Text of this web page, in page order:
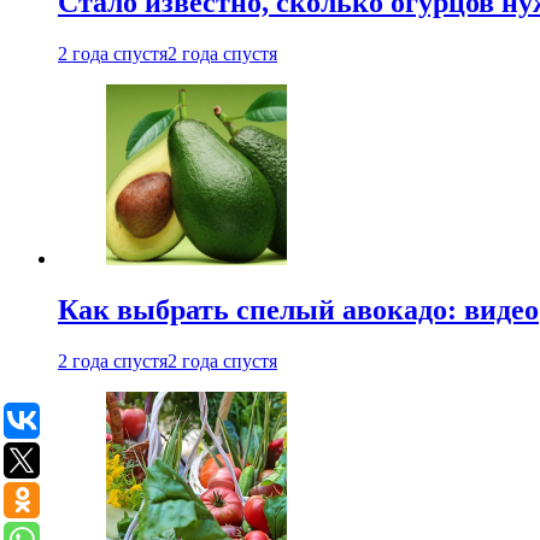
2 года спустя2 года спустя
Как выбрать спелый авокадо: видео
2 года спустя2 года спустя